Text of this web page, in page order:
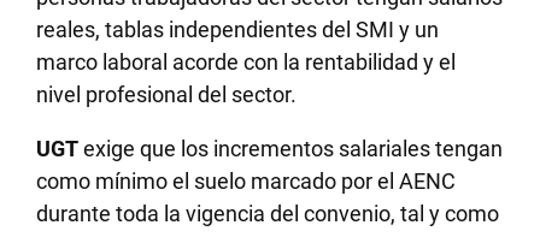
reales, tablas independientes del SMI y un
marco laboral acorde con la rentabilidad y el
nivel profesional del sector.
UGTexige que los incrementos salariales tengan
como mínimo el suelo marcado por el AENC
durante toda la vigencia del convenio, tal y como